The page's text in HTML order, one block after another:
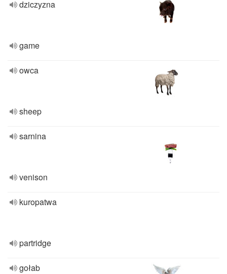
dziczyzna
game
owca
sheep
sarnina
venison
kuropatwa
partridge
gołab